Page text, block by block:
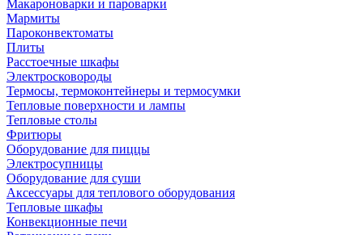
Макароноварки и пароварки
Мармиты
Пароконвектоматы
Плиты
Расстоечные шкафы
Электросковороды
Термосы, термоконтейнеры и термосумки
Тепловые поверхности и лампы
Тепловые столы
Фритюры
Оборудование для пиццы
Электросупницы
Оборудование для суши
Аксессуары для теплового оборудования
Тепловые шкафы
Конвекционные печи